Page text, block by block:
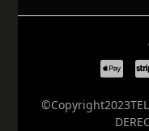
© Copyright 2023